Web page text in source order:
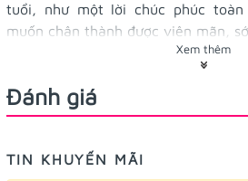
tuổi, như một lời chúc phúc toàn
muốn chân thành được viên mãn,
Lưu ý: chỉ dùng cho bản thân,
nếu cầu cho người khác hay tặng họ
kể từ khi thành lập và là một
của Lễ hội Naniwaya Soshima.
Xem thêm
Đánh giá
TIN KHUYẾN MÃI